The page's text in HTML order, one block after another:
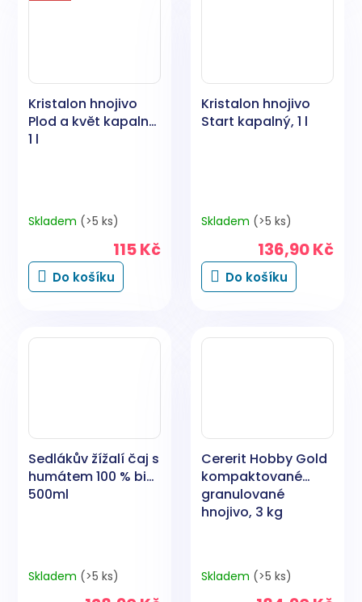
Kristalon hnojivo
Plod a květ kapalný,
1 l
Skladem (>5 ks)
115 Kč
Do košíku
Kristalon hnojivo
Start kapalný, 1 l
Skladem (>5 ks)
136,90 Kč
Do košíku
Sedlákův žížalí čaj s
humátem 100 % bio,
500ml
Skladem (>5 ks)
Cererit Hobby Gold
kompaktované
granulované
hnojivo, 3 kg
Skladem (>5 ks)